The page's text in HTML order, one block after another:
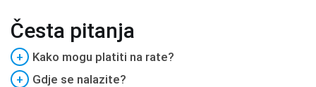
Česta pitanja
+
Kako mogu platiti na rate?
+
Gdje se nalazite?